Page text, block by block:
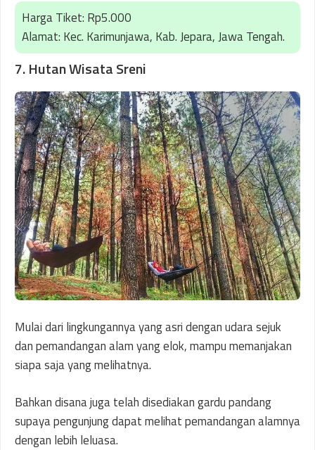
Harga Tiket: Rp5.000
Alamat: Kec. Karimunjawa, Kab. Jepara, Jawa Tengah.
7. Hutan Wisata Sreni
Mulai dari lingkungannya yang asri dengan udara sejuk
dan pemandangan alam yang elok, mampu memanjakan
siapa saja yang melihatnya.
Bahkan disana juga telah disediakan gardu pandang
supaya pengunjung dapat melihat pemandangan alamnya
dengan lebih leluasa.